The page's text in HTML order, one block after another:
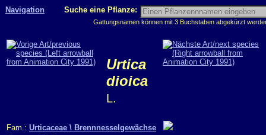
Navigation Suche eine Pflanze:
Gattungsnamen können mit 3 Buchstaben abgekürzt
Urtica
dioica
L.
Fam.: Urticaceae \ Brennnesselgewächse